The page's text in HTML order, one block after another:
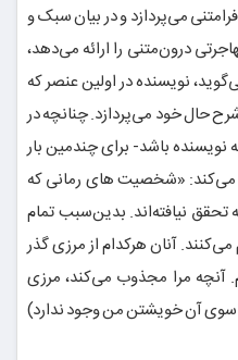
می‌پردازد و در بیان سبک و
درون‌متنی را ارائه می‌دهد،
نویسنده در اولین عنصر که
حال خود می‌پردازد. چنانچه در
-که نویسنده باشد- برای چندمین بار
می‌کند: «شخصیت های رمانی که
نیافته‌اند. بدین‌سبب تمام
آنان هرکدام از مرزی گذر
آنچه مرا مجذوب می‌کند، مرزی
آن خویشتن من وجود ندارد)